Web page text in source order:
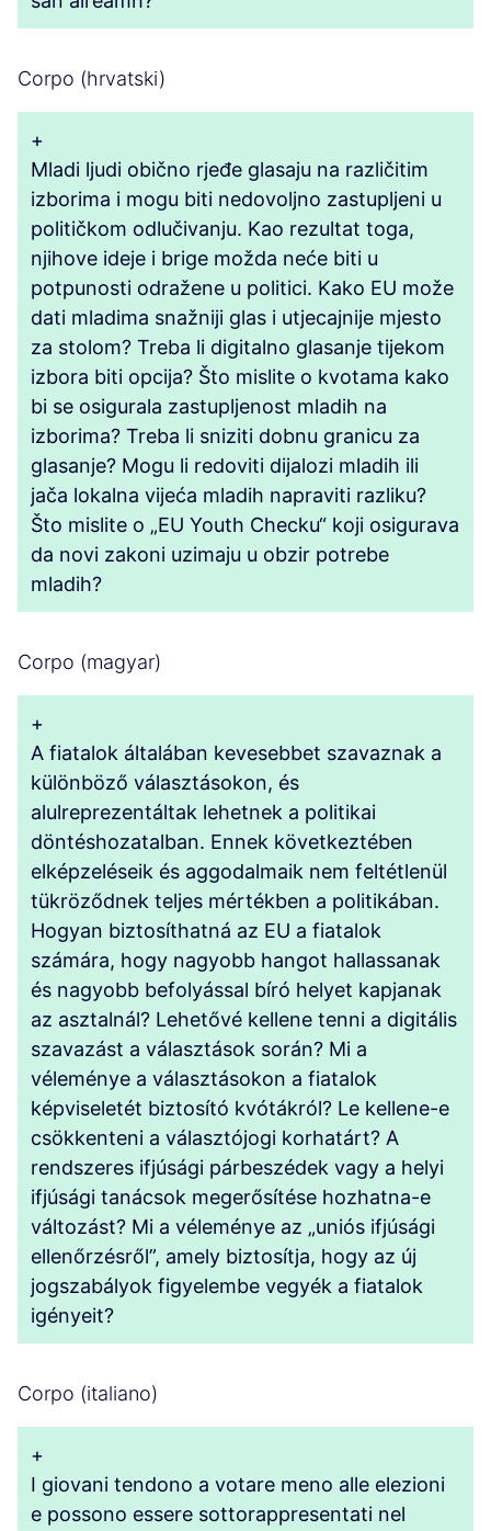
Corpo (hrvatski)
+
Mladi ljudi obično rjeđe glasaju na različitim
izborima i mogu biti nedovoljno zastupljeni u
političkom odlučivanju. Kao rezultat toga,
njihove ideje i brige možda neće biti u
potpunosti odražene u politici. Kako EU može
dati mladima snažniji glas i utjecajnije mjesto
za stolom? Treba li digitalno glasanje tijekom
izbora biti opcija? Što mislite o kvotama kako
bi se osigurala zastupljenost mladih na
izborima? Treba li sniziti dobnu granicu za
glasanje? Mogu li redoviti dijalozi mladih ili
jača lokalna vijeća mladih napraviti razliku?
Što mislite o „EU Youth Checku“ koji osigurava
da novi zakoni uzimaju u obzir potrebe
mladih?
Corpo (magyar)
+
A fiatalok általában kevesebbet szavaznak a
különböző választásokon, és
alulreprezentáltak lehetnek a politikai
döntéshozatalban. Ennek következtében
elképzeléseik és aggodalmaik nem feltétlenül
tükröződnek teljes mértékben a politikában.
Hogyan biztosíthatná az EU a fiatalok
számára, hogy nagyobb hangot hallassanak
és nagyobb befolyással bíró helyet kapjanak
az asztalnál? Lehetővé kellene tenni a digitális
szavazást a választások során? Mi a
véleménye a választásokon a fiatalok
képviseletét biztosító kvótákról? Le kellene-e
csökkenteni a választójogi korhatárt? A
rendszeres ifjúsági párbeszédek vagy a helyi
ifjúsági tanácsok megerősítése hozhatna-e
változást? Mi a véleménye az „uniós ifjúsági
ellenőrzésről”, amely biztosítja, hogy az új
jogszabályok figyelembe vegyék a fiatalok
igényeit?
Corpo (italiano)
+
I giovani tendono a votare meno alle elezioni
e possono essere sottorappresentati nel